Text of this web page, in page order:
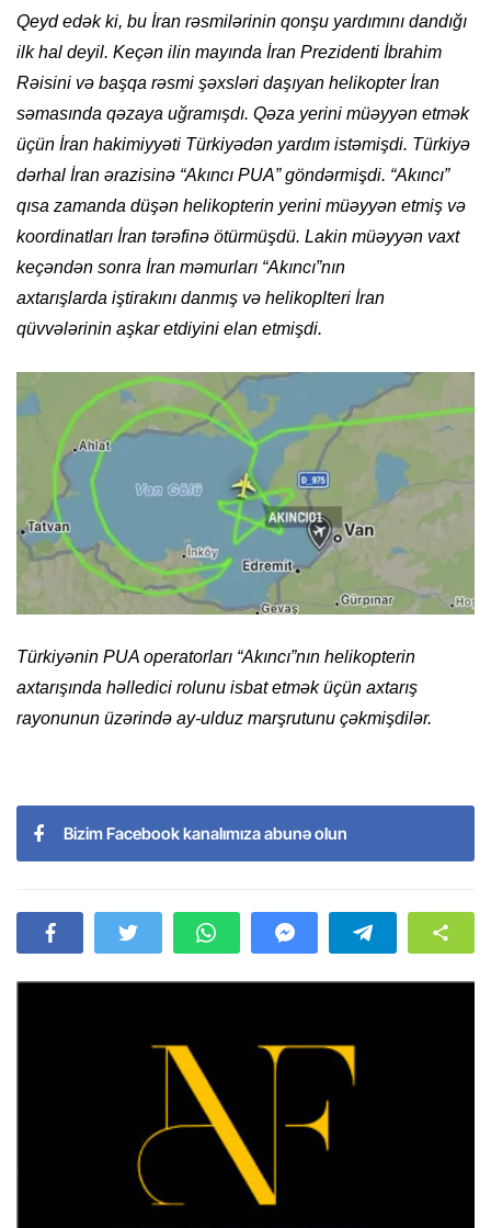
Qeyd edək ki, bu İran rəsmilərinin qonşu yardımını dandığı
ilk hal deyil. Keçən ilin mayında İran Prezidenti İbrahim
Rəisini və başqa rəsmi şəxsləri daşıyan helikopter İran
səmasında qəzaya uğramışdı. Qəza yerini müəyyən etmək
üçün İran hakimiyyəti Türkiyədən yardım istəmişdi. Türkiyə
dərhal İran ərazisinə “Akıncı PUA” göndərmişdi. “Akıncı”
qısa zamanda düşən helikopterin yerini müəyyən etmiş və
koordinatları İran tərəfinə ötürmüşdü. Lakin müəyyən vaxt
keçəndən sonra İran məmurları “Akıncı”nın
axtarışlarda iştirakını danmış və helikoplteri İran
qüvvələrinin aşkar etdiyini elan etmişdi.
Türkiyənin PUA operatorları “Akıncı”nın helikopterin
axtarışında həlledici rolunu isbat etmək üçün axtarış
rayonunun üzərində ay-ulduz marşrutunu çəkmişdilər.
Bizim Facebook kanalımıza abunə olun